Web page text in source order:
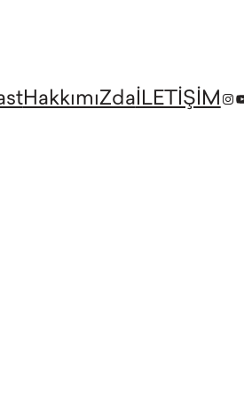
HakkımıZdaİLETİŞİM